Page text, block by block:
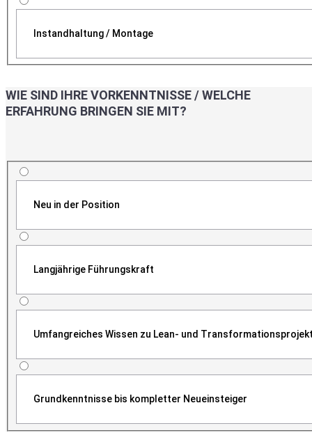
Instandhaltung / Montage
WIE SIND IHRE VORKENNTNISSE / WELCHE
ERFAHRUNG BRINGEN SIE MIT?
Neu in der Position
Langjährige Führungskraft
Umfangreiches Wissen zu Lean- und
Grundkenntnisse bis kompletter Neueinsteiger